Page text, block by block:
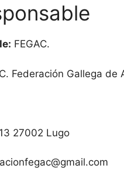
FEGAC.
Federación Gallega
27002 Lugo